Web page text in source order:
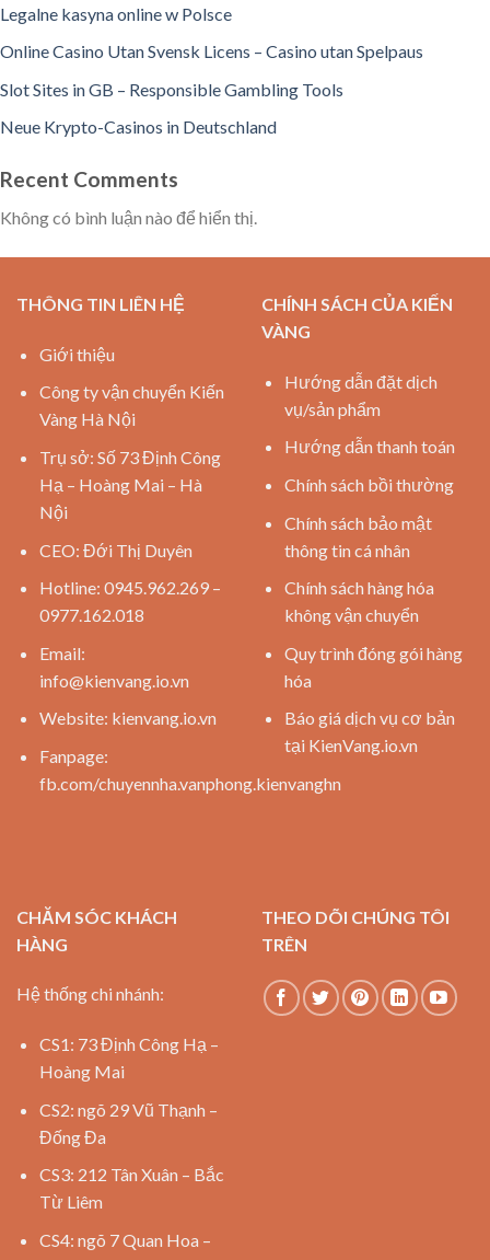
Legalne kasyna online w Polsce
Online Casino Utan Svensk Licens – Casino utan Spelpaus
Slot Sites in GB – Responsible Gambling Tools
Neue Krypto-Casinos in Deutschland
Recent Comments
Không có bình luận nào để hiển thị.
THÔNG TIN LIÊN HỆ
Giới thiệu
Công ty vận chuyển Kiến
Vàng Hà Nội
Trụ sở: Số 73 Định Công
Hạ – Hoàng Mai – Hà
Nội
CEO: Đới Thị Duyên
Hotline: 0945.962.269 –
0977.162.018
Email:
info@kienvang.io.vn
Website: kienvang.io.vn
Fanpage:
fb.com/chuyennha.vanphong.kienvanghn
CHÍNH SÁCH CỦA KIẾN
VÀNG
Hướng dẫn đặt dịch
vụ/sản phẩm
Hướng dẫn thanh toán
Chính sách bồi thường
Chính sách bảo mật
thông tin cá nhân
Chính sách hàng hóa
không vận chuyển
Quy trình đóng gói hàng
hóa
Báo giá dịch vụ cơ bản
tại KienVang.io.vn
CHĂM SÓC KHÁCH
HÀNG
Hệ thống chi nhánh:
CS1: 73 Định Công Hạ –
Hoàng Mai
CS2: ngõ 29 Vũ Thạnh –
Đống Đa
CS3: 212 Tân Xuân – Bắc
Từ Liêm
CS4: ngõ 7 Quan Hoa –
THEO DÕI CHÚNG TÔI
TRÊN